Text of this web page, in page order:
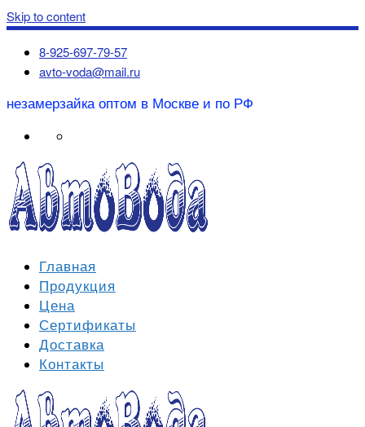
Skip to content
8-925-697-79-57
avto-voda@mail.ru
незамерзайка оптом в Москве и по РФ
Главная
Продукция
Цена
Сертификаты
Доставка
Контакты